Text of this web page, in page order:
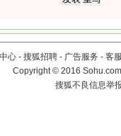
心 - 搜狐招聘 - 广告服务 - 客
Copyright©2016
搜狐不良信息举